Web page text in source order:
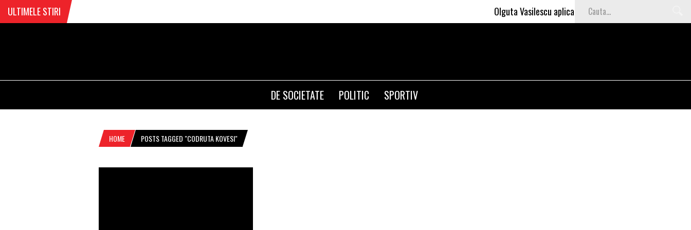
ULTIMELE STIRI Olguta Vasilescu aplica invataturile lui Nea Marin:
DE SOCIETATE POLITIC SPORTIV
HOME POSTS TAGGED "CODRUTA KOVESI"